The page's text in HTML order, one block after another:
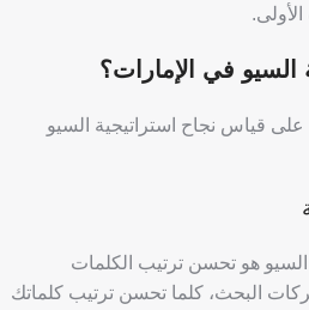
في الإمارات؟
قياس نجاح استراتيجية السيو
هو تحسن ترتيب الكلمات
البحث، كلما تحسن ترتيب كلماتك